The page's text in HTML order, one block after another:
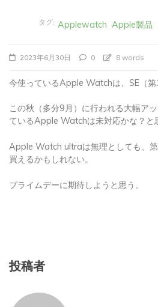
Applewatch Apple製品
今使っているApple Watchは、SE（第
この秋（多分9月）に行われる大幅ア
ているApple Watchは未対応かな？と
Apple Watch ultraは無理としても、
買えるかもしれない。
プライムデーに期待しようと思う。
投稿者